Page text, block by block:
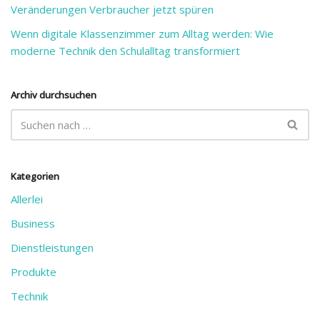
Veränderungen Verbraucher jetzt spüren
Wenn digitale Klassenzimmer zum Alltag werden: Wie
moderne Technik den Schulalltag transformiert
Archiv durchsuchen
Kategorien
Allerlei
Business
Dienstleistungen
Produkte
Technik